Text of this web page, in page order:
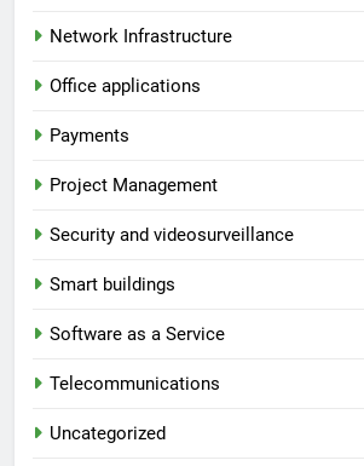
Network Infrastructure
Office applications
Payments
Project Management
Security and videosurveillance
Smart buildings
Software as a Service
Telecommunications
Uncategorized